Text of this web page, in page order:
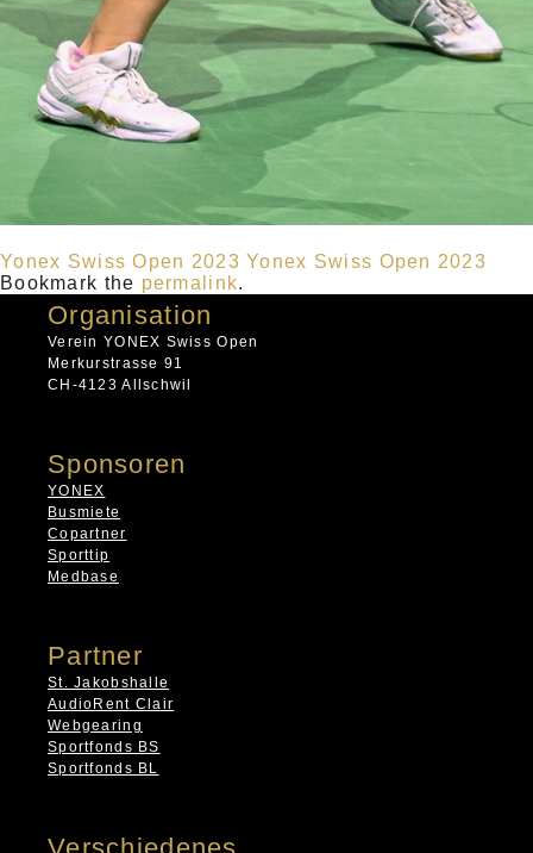
Yonex Swiss Open 2023 Yonex Swiss Open 2023
Bookmark the permalink.
Organisation
Verein YONEX Swiss Open
Merkurstrasse 91
CH-4123 Allschwil
Sponsoren
YONEX
Busmiete
Copartner
Sporttip
Medbase
Partner
St. Jakobshalle
AudioRent Clair
Webgearing
Sportfonds BS
Sportfonds BL